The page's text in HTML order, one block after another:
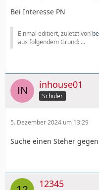
Bei Interesse PN
Einmal editiert, zuletzt von
aus folgendem Grund: ...
inhouse01
Schüler
5. Dezember 2024 um 13:29
Suche einen Steher
12345